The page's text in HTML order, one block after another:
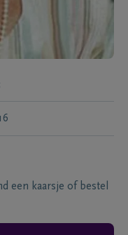
een kaarsje of bestel